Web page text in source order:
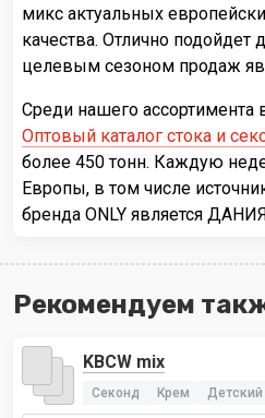
микс актуальных
качества. Отлично подойдет
целевым сезоном продаж
Среди нашего ассортимента
Оптовый каталог стока и
более 450 тонн. Каждую
Европы, в том числе
бренда ONLY является
Рекомендуем
KBCW mix
Секонд Крем Детский